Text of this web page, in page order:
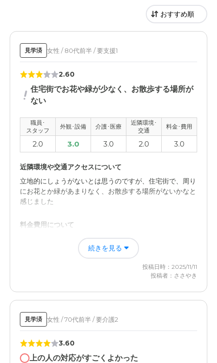
見学済 女性 / 80代前半 / 要支援1
2.60
住宅街でお花や緑が少なく、お散歩する場所が
ない
職員･
スタッフ
外観･設備 介護･医療
近隣環境･
交通
料金･費用
2.0 3.0 3.0 2.0 3.0
近隣環境や交通アクセスについて
立地的にしょうがないとは思うのですが、住宅街で、周り
にお花とか緑があまりなく、お散歩する場所がないかなと
感じました
料金費用について
金額的には他の施設さんと変わらなかったので、このエリ
アだと相場くらいだと思います
続きを見る
投稿日時：2025/11/11
投稿者：ささやき
見学済 女性 / 70代前半 / 要介護2
3.60
上の人の対応がすごくよかった